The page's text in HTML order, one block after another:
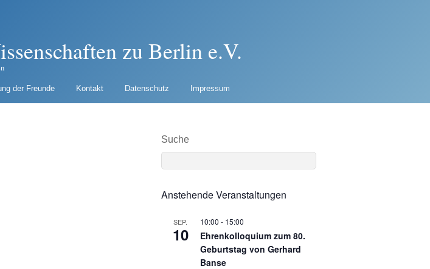
zu Berlin e.V.
der Freunde Kontakt Datenschutz Impressum
Suche
Anstehende Veranstaltungen
SEP.
10
10:00 - 15:00
Ehrenkolloquium zum 80.
Geburtstag von Gerhard
Banse